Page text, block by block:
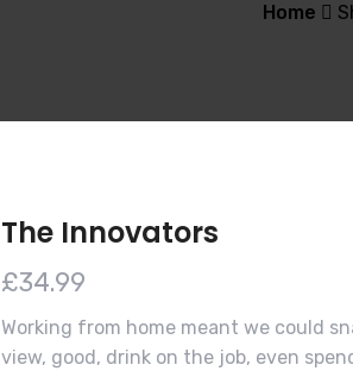
Home
The Innovators
£34.99
Working from home meant we could
view, good, drink on the job, even